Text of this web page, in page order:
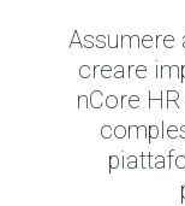
Assumere
creare
nCore